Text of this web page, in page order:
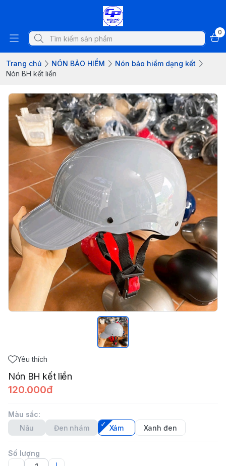
0
Trang chủ NÓN BẢO HIỂM
Nón bảo hiểm dạng kết
Nón BH kết liền
Yêu thích
Nón BH kết liền
120.000đ
Màu sắc:
Nâu
Đen nhám Xám Xanh đen
Số lượng